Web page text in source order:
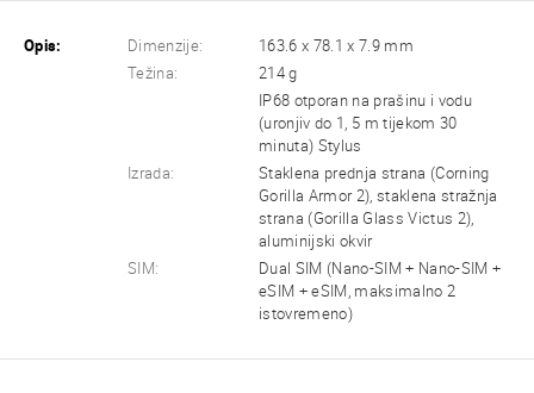
Opis: Dimenzije:
163.6 x 78.1 x 7.9 mm
Težina:
214 g
IP68 otporan na prašinu i vodu
(uronjiv do 1, 5 m tijekom 30
minuta) Stylus
Izrada:
Staklena prednja strana (Corning
Gorilla Armor 2), staklena stražnja
strana (Gorilla Glass Victus 2),
aluminijski okvir
SIM:
Dual SIM (Nano-SIM + Nano-SIM +
eSIM + eSIM, maksimalno 2
istovremeno)